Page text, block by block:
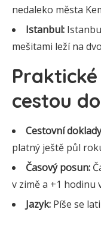
nedaleko města
Istanbul:
mešitami leží na
cestou
Cestovní
platný ještě půl
Časový posun:
v zimě a +1 hodinu
Jazyk: Píše se